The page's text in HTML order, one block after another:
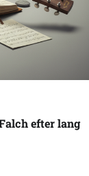
efter lang